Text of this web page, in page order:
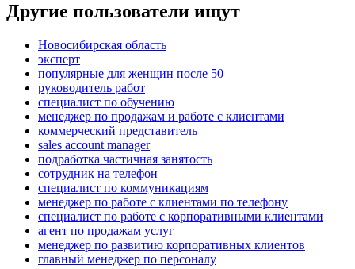
Другие пользователи ищут
Новосибирская область
эксперт
популярные для женщин после 50
руководитель работ
специалист по обучению
менеджер по продажам и работе с клиентами
коммерческий представитель
sales account manager
подработка частичная занятость
сотрудник на телефон
специалист по коммуникациям
менеджер по работе с клиентами по телефону
специалист по работе с корпоративными клиентами
агент по продажам услуг
менеджер по развитию корпоративных клиентов
главный менеджер по персоналу